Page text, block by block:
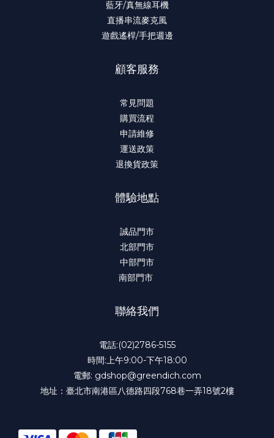
藍牙/真無線耳機
直播串流麥克風
遊戲遙桿/手把週邊
顧客服務
常見問題
購買流程
申請維修
運送政策
退換貨政策
體驗地點
誠品門市
北部門市
中部門市
南部門市
聯絡我們
電話:(02)2786-5155
時間:上午9:00-下午18:00
電郵: gdshop@greendich.com
地址：臺北市南港區八德路四段768巷一弄18號2樓